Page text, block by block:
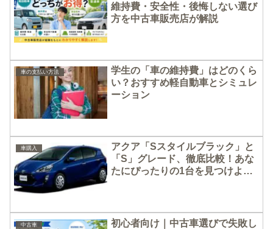
維持費・安全性・後悔しない選び
方を中古車販売店が解説
車の支払い方法
学生の「車の維持費」はどのくら
い？おすすめ軽自動車とシミュレ
ーション
車購入
アクア「Sスタイルブラック」と
「S」グレード、徹底比較！あな
たにぴったりの1台を見つけよ
中古車
初心者向け｜中古車選びで失敗し